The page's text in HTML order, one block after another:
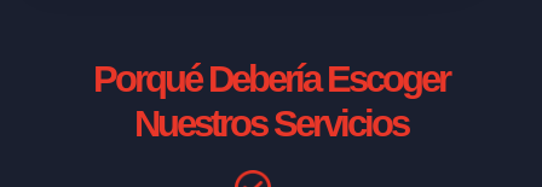
Porqué Debería Escoger
Nuestros Servicios